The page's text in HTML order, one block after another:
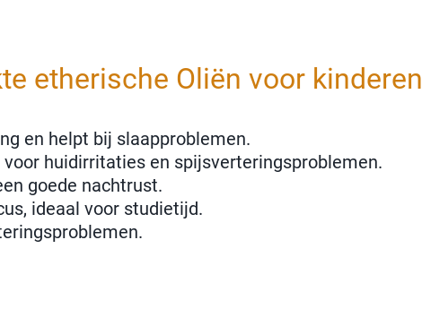
etherische Oliën voor kinderen
en helpt bij slaapproblemen.
huidirritaties en spijsverteringsproblemen.
goede nachtrust.
ideaal voor studietijd.